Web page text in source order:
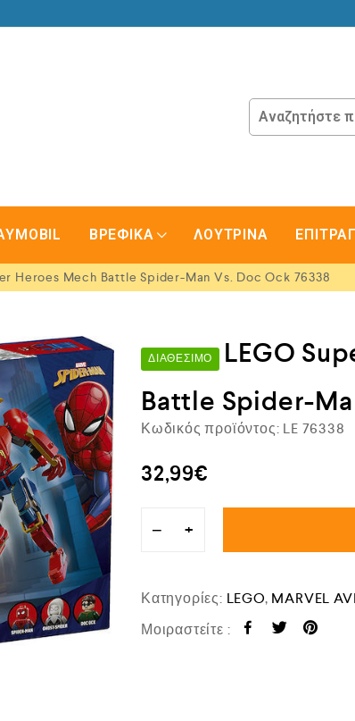
ΒΡΕΦΙΚΑ ΛΟΥΤΡΙΝΑ
Heroes Mech Battle Spider-Man Vs. Doc Ock 76338
ΔΙΑΘΈΣΙΜΟ
LEGO
Battle Spider-
Κωδικός προϊόντος: LE 76338
32,99€
− +
Κατηγορίες: LEGO, MARVEL
Μοιραστείτε :